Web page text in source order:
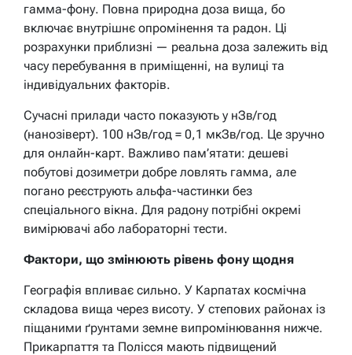
гамма-фону. Повна природна доза вища, бо
включає внутрішнє опромінення та радон. Ці
розрахунки приблизні — реальна доза залежить від
часу перебування в приміщенні, на вулиці та
індивідуальних факторів.
Сучасні прилади часто показують у нЗв/год
(нанозіверт). 100 нЗв/год = 0,1 мкЗв/год. Це зручно
для онлайн-карт. Важливо пам’ятати: дешеві
побутові дозиметри добре ловлять гамма, але
погано реєструють альфа-частинки без
спеціального вікна. Для радону потрібні окремі
вимірювачі або лабораторні тести.
Фактори, що змінюють рівень фону щодня
Географія впливає сильно. У Карпатах космічна
складова вища через висоту. У степових районах із
піщаними ґрунтами земне випромінювання нижче.
Прикарпаття та Полісся мають підвищений